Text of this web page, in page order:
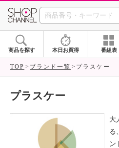
SHOP
商品を探す 本日お買得 番組表
TOP ブランド一覧 プラスケー
プラスケー
大
る
ン